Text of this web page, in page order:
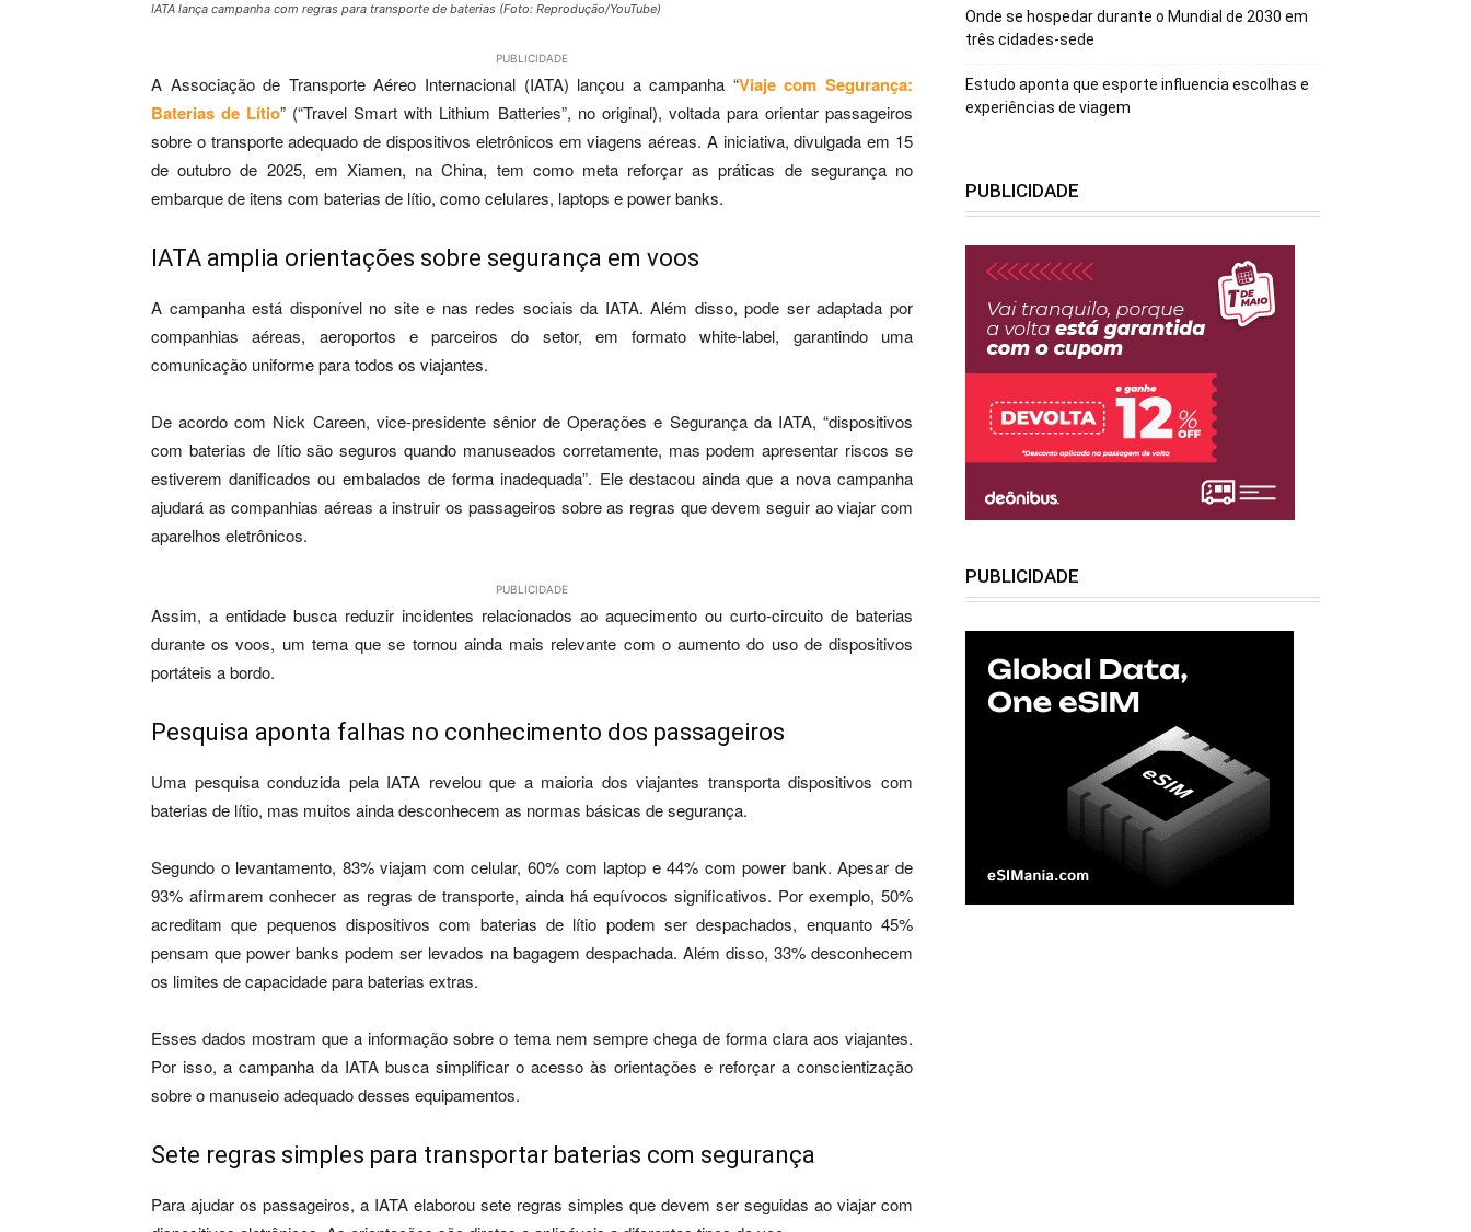
IATA lança campanha com regras para transporte de baterias (Foto: Reprodução/YouTube)
PUBLICIDADE
A Associação de Transporte Aéreo Internacional (IATA) lançou a campanha “Viaje com Segurança:
Baterias de Lítio” (“Travel Smart with Lithium Batteries”, no original), voltada para orientar passageiros
sobre o transporte adequado de dispositivos eletrônicos em viagens aéreas. A iniciativa, divulgada em 15
de outubro de 2025, em Xiamen, na China, tem como meta reforçar as práticas de segurança no
embarque de itens com baterias de lítio, como celulares, laptops e power banks.
IATA amplia orientações sobre segurança em voos
A campanha está disponível no site e nas redes sociais da IATA. Além disso, pode ser adaptada por
companhias aéreas, aeroportos e parceiros do setor, em formato white-label, garantindo uma
comunicação uniforme para todos os viajantes.
De acordo com Nick Careen, vice-presidente sênior de Operações e Segurança da IATA, “dispositivos
com baterias de lítio são seguros quando manuseados corretamente, mas podem apresentar riscos se
estiverem danificados ou embalados de forma inadequada”. Ele destacou ainda que a nova campanha
ajudará as companhias aéreas a instruir os passageiros sobre as regras que devem seguir ao viajar com
aparelhos eletrônicos.
PUBLICIDADE
Assim, a entidade busca reduzir incidentes relacionados ao aquecimento ou curto-circuito de baterias
durante os voos, um tema que se tornou ainda mais relevante com o aumento do uso de dispositivos
portáteis a bordo.
Pesquisa aponta falhas no conhecimento dos passageiros
Uma pesquisa conduzida pela IATA revelou que a maioria dos viajantes transporta dispositivos com
baterias de lítio, mas muitos ainda desconhecem as normas básicas de segurança.
Segundo o levantamento, 83% viajam com celular, 60% com laptop e 44% com power bank. Apesar de
93% afirmarem conhecer as regras de transporte, ainda há equívocos significativos. Por exemplo, 50%
acreditam que pequenos dispositivos com baterias de lítio podem ser despachados, enquanto 45%
pensam que power banks podem ser levados na bagagem despachada. Além disso, 33% desconhecem
os limites de capacidade para baterias extras.
Esses dados mostram que a informação sobre o tema nem sempre chega de forma clara aos viajantes.
Por isso, a campanha da IATA busca simplificar o acesso às orientações e reforçar a conscientização
sobre o manuseio adequado desses equipamentos.
Sete regras simples para transportar baterias com segurança
Para ajudar os passageiros, a IATA elaborou sete regras simples que devem ser seguidas ao viajar com
Onde se hospedar durante o Mundial de 2030 em
três cidades-sede
Estudo aponta que esporte influencia escolhas e
experiências de viagem
PUBLICIDADE
PUBLICIDADE